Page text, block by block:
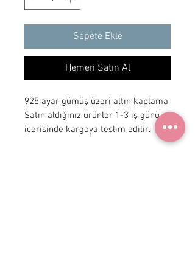
Sepete Ekle
Hemen Satın Al
925 ayar gümüş üzeri altın kaplama
Satın aldığınız ürünler 1-3 iş günü
içerisinde kargoya teslim edilir.